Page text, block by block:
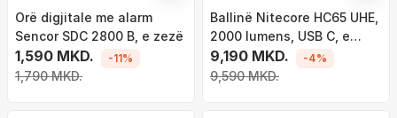
Orë digjitale me alarm
Sencor SDC 2800 B, e zezë
1,590 MKD.
1,790 MKD.
-11%
Ballinë Nitecore HC65 UHE,
2000 lumens, USB C, e
zezë
9,190 MKD.
9,590 MKD.
-4%